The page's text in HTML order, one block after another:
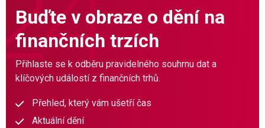
Buďte v obraze o dění na
finančních trzích
Přihlaste se k odběru pravidelného souhrnu dat a
klíčových událostí z finančních trhů.
Přehled, který vám ušetří čas
Aktuální dění